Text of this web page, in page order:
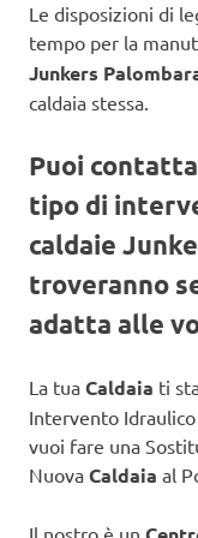
Le disposizioni di
tempo per la
Junkers
caldaia stessa.
Puoi
tipo di
caldaie
troveranno
adatta alle
La tua Caldaia ti
Intervento
vuoi fare una
Nuova Caldaia al
Il nostro è un